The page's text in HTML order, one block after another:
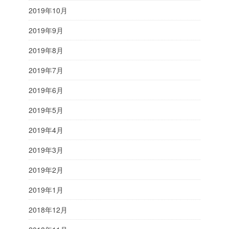
2019年10月
2019年9月
2019年8月
2019年7月
2019年6月
2019年5月
2019年4月
2019年3月
2019年2月
2019年1月
2018年12月